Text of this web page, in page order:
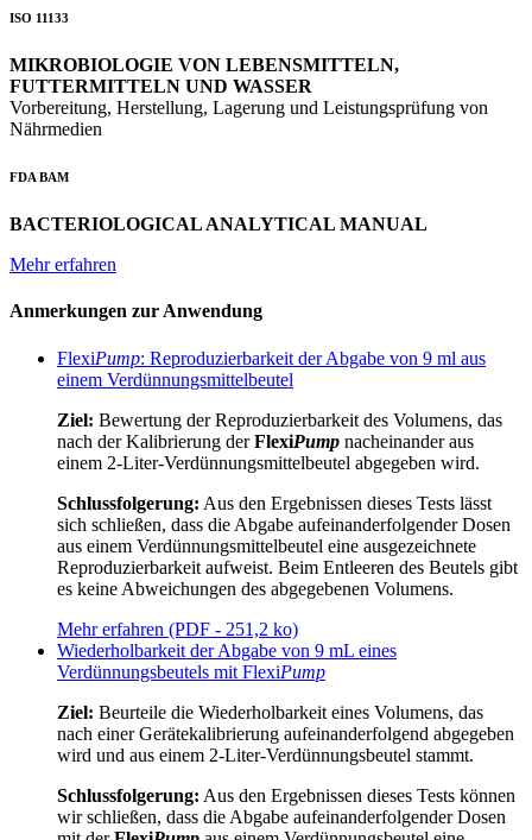
ISO 11133
MIKROBIOLOGIE VON LEBENSMITTELN,
FUTTERMITTELN UND WASSER
Vorbereitung, Herstellung, Lagerung und Leistungsprüfung von
Nährmedien
FDA BAM
BACTERIOLOGICAL ANALYTICAL MANUAL
Mehr erfahren
Anmerkungen zur Anwendung
FlexiPump: Reproduzierbarkeit der Abgabe von 9 ml aus
einem Verdünnungsmittelbeutel
Ziel: Bewertung der Reproduzierbarkeit des Volumens, das
nach der Kalibrierung derFlexiPump nacheinander aus
einem 2-Liter-Verdünnungsmittelbeutel abgegeben wird.
Schlussfolgerung: Aus den Ergebnissen dieses Tests lässt
sich schließen, dass die Abgabe aufeinanderfolgender Dosen
aus einem Verdünnungsmittelbeutel eine ausgezeichnete
Reproduzierbarkeit aufweist. Beim Entleeren des Beutels gibt
es keine Abweichungen des abgegebenen Volumens.
Mehr erfahren (PDF - 251,2 ko)
Wiederholbarkeit der Abgabe von 9 mL eines
Verdünnungsbeutels mit FlexiPump
Ziel: Beurteile die Wiederholbarkeit eines Volumens, das
nach einer Gerätekalibrierung aufeinanderfolgend abgegeben
wird und aus einem 2-Liter-Verdünnungsbeutel stammt.
Schlussfolgerung: Aus den Ergebnissen dieses Tests können
wir schließen, dass die Abgabe aufeinanderfolgender Dosen